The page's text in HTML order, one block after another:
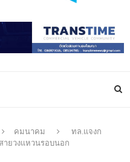
คมนาคม
ทล.แจงก
ายวงแหวนรอบนอก